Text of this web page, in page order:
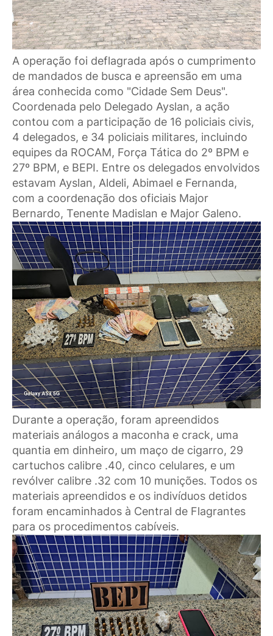
A operação foi deflagrada após o cumprimento
de mandados de busca e apreensão em uma
área conhecida como "Cidade Sem Deus".
Coordenada pelo Delegado Ayslan, a ação
contou com a participação de 16 policiais civis,
4 delegados, e 34 policiais militares, incluindo
equipes da ROCAM, Força Tática do 2º BPM e
27º BPM, e BEPI. Entre os delegados envolvidos
estavam Ayslan, Aldeli, Abimael e Fernanda,
com a coordenação dos oficiais Major
Bernardo, Tenente Madislan e Major Galeno.
Durante a operação, foram apreendidos
materiais análogos a maconha e crack, uma
quantia em dinheiro, um maço de cigarro, 29
cartuchos calibre .40, cinco celulares, e um
revólver calibre .32 com 10 munições. Todos os
materiais apreendidos e os indivíduos detidos
foram encaminhados à Central de Flagrantes
para os procedimentos cabíveis.